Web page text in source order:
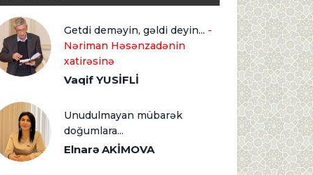
Getdi deməyin, gəldi deyin... -
Nəriman Həsənzadənin
xatirəsinə
Vaqif YUSİFLİ
Unudulmayan mübarək
doğumlara...
Elnarə AKİMOVA